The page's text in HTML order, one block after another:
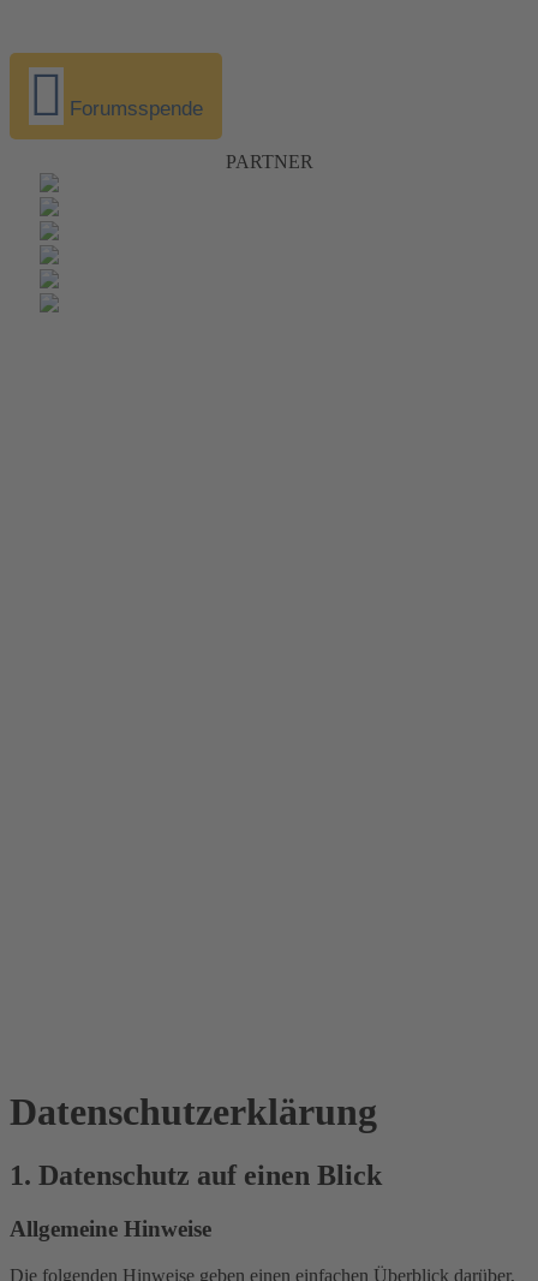
Forumsspende
PARTNER
Datenschutz­erklärung
1. Datenschutz auf einen Blick
Allgemeine Hinweise
Die folgenden Hinweise geben einen einfachen Überblick darüber,